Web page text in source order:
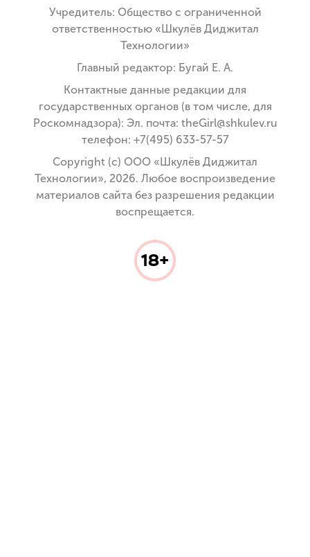
Учредитель: Общество с ограниченной
ответственностью «Шкулёв Диджитал
Технологии»
Главный редактор: Бугай Е. А.
Контактные данные редакции для
государственных органов (в том числе, для
Роскомнадзора): Эл. почта: theGirl@shkulev.ru
телефон: +7(495) 633-57-57
Copyright (с) ООО «Шкулёв Диджитал
Технологии», 2026. Любое воспроизведение
материалов сайта без разрешения редакции
воспрещается.
18+